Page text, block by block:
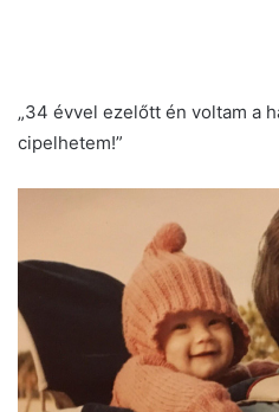
„34 évvel ezelőtt én voltam a
cipelhetem!”